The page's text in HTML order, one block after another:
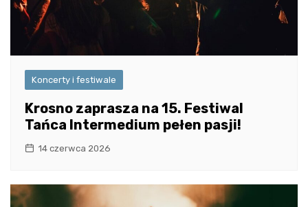
Koncerty i festiwale
Krosno zaprasza na 15. Festiwal
Tańca Intermedium pełen pasji!
14 czerwca 2026